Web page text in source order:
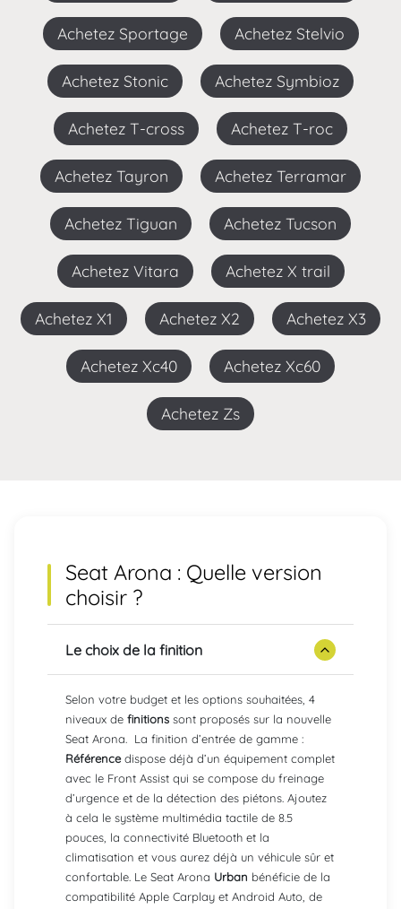
Achetez Sportage Achetez Stelvio
Achetez Stonic Achetez Symbioz
Achetez T-cross Achetez T-roc
Achetez Tayron Achetez Terramar
Achetez Tiguan Achetez Tucson
Achetez Vitara Achetez X trail
Achetez X1 Achetez X2 Achetez X3
Achetez Xc40 Achetez Xc60
Achetez Zs
Seat Arona : Quelle version
choisir ?
Le choix de la finition
Selon votre budget et les options souhaitées, 4
niveaux de finitions sont proposés sur la nouvelle
Seat Arona. La finition d’entrée de gamme :
Référencedispose déjà d’un équipement complet
avec le Front Assist qui se compose du freinage
d’urgence et de la détection des piétons. Ajoutez
à cela le système multimédia tactile de 8.5
pouces, la connectivité Bluetooth et la
climatisation et vous aurez déjà un véhicule sûr et
confortable. Le Seat Arona Urban bénéficie de la
compatibilité Apple Carplay et Android Auto, de